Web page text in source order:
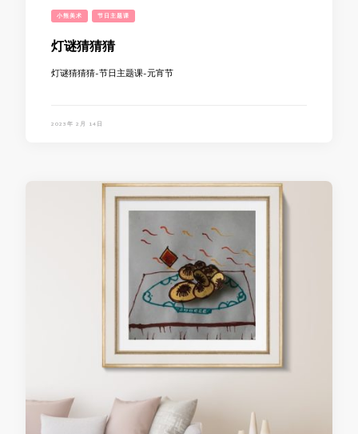
小熊美术 节日主题课
灯谜猜猜猜
灯谜猜猜猜-节日主题课-元宵节
2023年 2月 14日